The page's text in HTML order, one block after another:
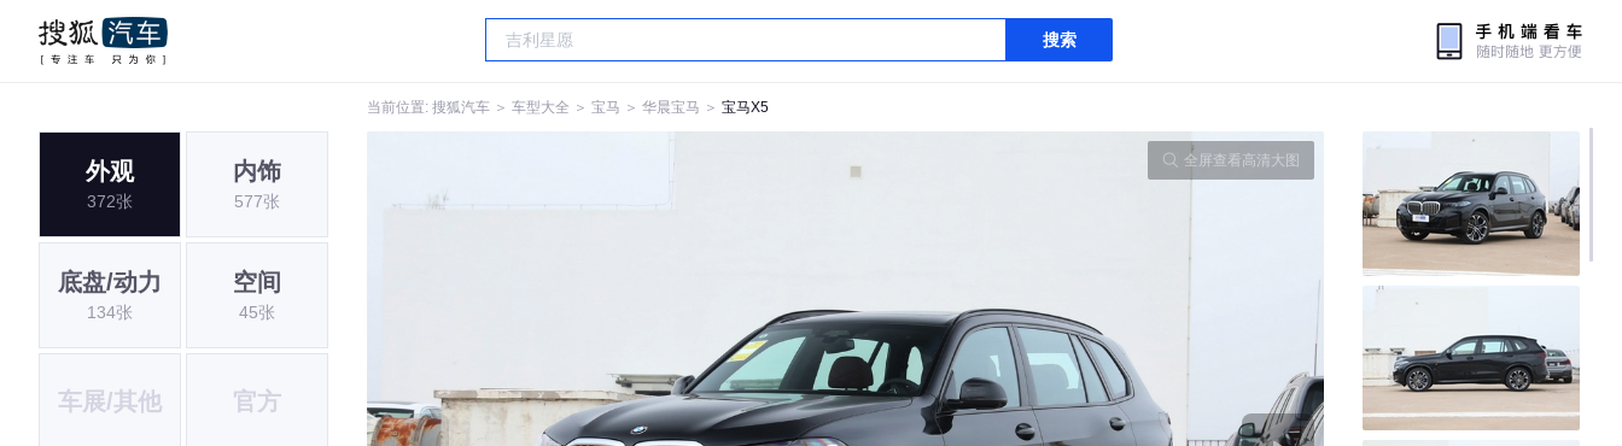
搜索
当前位置: 搜狐汽车 ＞ 车型大全 ＞ 宝马 ＞ 华晨宝马 ＞ 宝马X5
外观
372张
内饰
577张
底盘/动力
134张
空间
45张
车展/其他 官方
全屏查看高清大图